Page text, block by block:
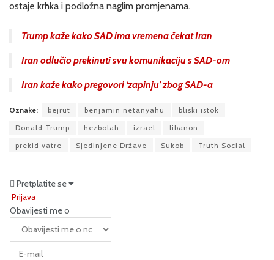
ostaje krhka i podložna naglim promjenama.
Trump kaže kako SAD ima vremena čekat Iran
Iran odlučio prekinuti svu komunikaciju s SAD-om
Iran kaže kako pregovori ‘zapinju’ zbog SAD-a
Oznake: bejrut benjamin netanyahu
bliski istok
Donald Trump
hezbolah izrael
libanon
prekid vatre
Sjedinjene Države Sukob Truth Social
Pretplatite se
Prijava
Obavijesti me o